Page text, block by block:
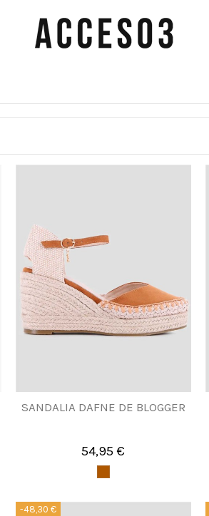
SANDALIA DAFNE DE BLOGGER
54,95 €
-48,30 €